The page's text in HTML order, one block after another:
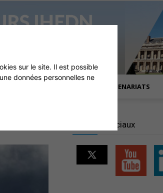
PARTENARIATS
Réseaux sociaux
sur le site. Il est possible
données personnelles ne